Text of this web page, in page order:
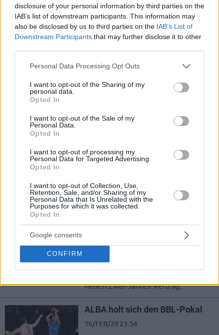
disclosure of your personal information by third parties on the
IAB’s list of downstream participants. This information may
also be disclosed by us to third parties on the IAB’s List of
Downstream Participants that may further disclose it to other
Please note that this website/app uses one or more Google
not limited to your visit or usage behaviour. You may click to
grant or deny consent to Google and its third-party tags to
use your data for below specified purposes in below Google
consent section.
Personal Data Processing Opt Outs
I want to opt-out of the Sharing of my
personal data.
Opted In
I want to opt-out of the Sale of my
Personal Data.
Opted In
I want to opt-out of processing my
Personal Data for Targeted Advertising.
Opted In
I want to opt-out of Collection, Use,
Retention, Sale, and/or Sharing of my
Personal Data that Is Unrelated with the
Purposes for which it was collected.
Opted In
Google consents
CONFIRM
Die Berliner kassieren eine
Niederlage gegen die Merlins und
der Meister schlägt Bayreuth.
Der Meister schlägt Oldenburg –
01/MRZ/20 20:54
Im heimischen Audi Dome gewann
01/MRZ/20 17:27
konnte Berlin alle drei Duelle gegen
die Franken gewinnen.
weitere zwei Jahre in Oldenburg
2007 bei den EWE Baskets
neuen Zwei-Jahres-Vertrag.
ALBA holt sich den BBL-Pokal
16/FEB/20 23:54